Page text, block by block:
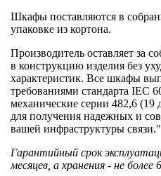
Шкафы поставляются в
упаковке из кортона.
Производитель оставляет за
в конструкцию изделия без
характеристик. Все шкафы
требованиями стандарта IEC
механические серии 482,6
для получения надежных и
вашей инфраструктуры связи."
Гарантийный срок
месяцев, а хранения - не более